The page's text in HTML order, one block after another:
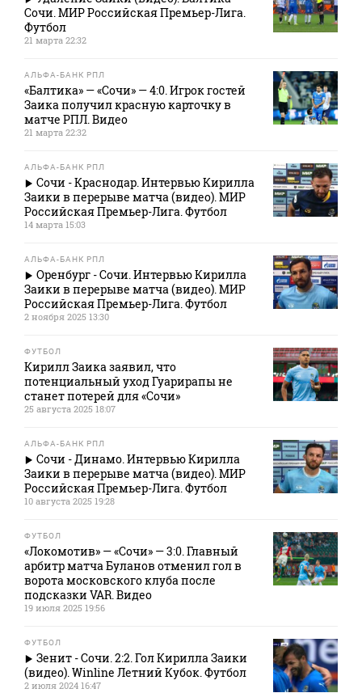
Сочи. МИР Российская Премьер-Лига.
Футбол
21 марта 22:32
АЛЬФА-БАНК РПЛ
«Балтика» — «Сочи» — 4:0. Игрок гостей
Заика получил красную карточку в
матче РПЛ. Видео
21 марта 22:32
АЛЬФА-БАНК РПЛ
Сочи - Краснодар. Интервью Кирилла
Заики в перерыве матча (видео). МИР
Российская Премьер-Лига. Футбол
14 марта 15:03
АЛЬФА-БАНК РПЛ
Оренбург - Сочи. Интервью Кирилла
Заики в перерыве матча (видео). МИР
Российская Премьер-Лига. Футбол
2 ноября 2025 13:30
ФУТБОЛ
Кирилл Заика заявил, что
потенциальный уход Гуарирапы не
станет потерей для «Сочи»
25 августа 2025 18:07
АЛЬФА-БАНК РПЛ
Сочи - Динамо. Интервью Кирилла
Заики в перерыве матча (видео). МИР
Российская Премьер-Лига. Футбол
10 августа 2025 19:28
ФУТБОЛ
«Локомотив» — «Сочи» — 3:0. Главный
арбитр матча Буланов отменил гол в
ворота московского клуба после
подсказки VAR. Видео
19 июля 2025 19:56
ФУТБОЛ
Зенит - Сочи. 2:2. Гол Кирилла Заики
(видео). Winline Летний Кубок. Футбол
2 июля 2024 16:47